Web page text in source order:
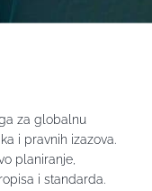
za globalnu
i pravnih izazova.
planiranje,
i standarda.